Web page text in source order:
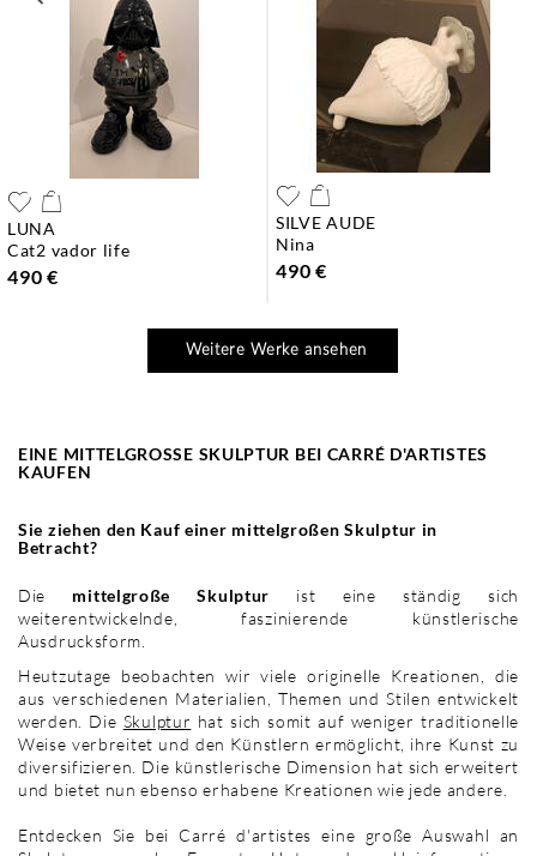
LUNA
cat2 vador life
490 €
SILVE AUDE
nina
490 €
Weitere Werke ansehen
EINE MITTELGROSSE SKULPTUR BEI CARRÉ D'ARTISTES K
AUFEN
Sie ziehen den Kauf einer mittelgroßen Skulptur in
Betracht?
Die mittelgroße Skulptur ist eine ständig sich
weiterentwickelnde, faszinierende künstlerische
Ausdrucksform.
Heutzutage beobachten wir viele originelle Kreationen, die
aus verschiedenen Materialien, Themen und Stilen entwickelt
werden. Die Skulptur hat sich somit auf weniger traditionelle
Weise verbreitet und den Künstlern ermöglicht, ihre Kunst zu
diversifizieren. Die künstlerische Dimension hat sich erweitert
und bietet nun ebenso erhabene Kreationen wie jede andere.
Entdecken Sie bei Carré d'artistes eine große Auswahl an